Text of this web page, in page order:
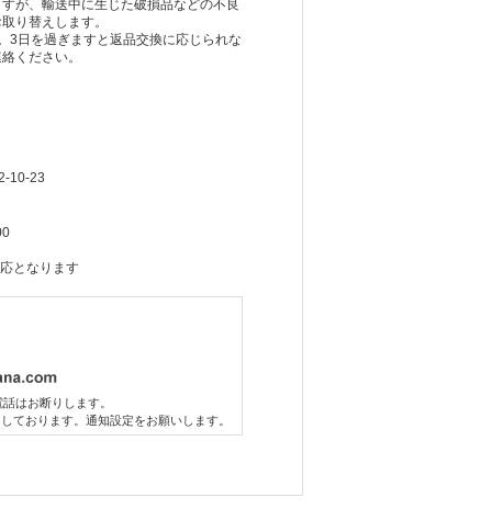
が、輸送中に生じた破損品などの不良
り替えします。
3日を過ぎますと返品交換に応じられな
ください。
10-23
となります
はお断りします。
ております。通知設定をお願いします。